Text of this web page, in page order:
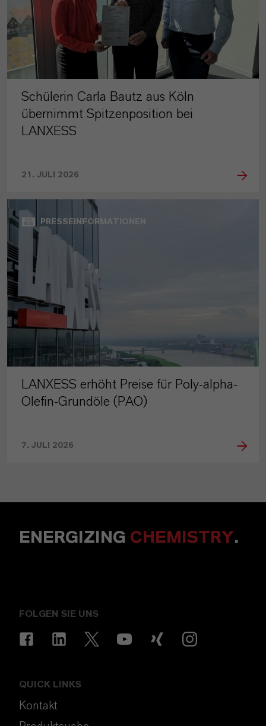
Schülerin Carla Bautz aus Köln
übernimmt Spitzenposition bei
LANXESS
21. JULI 2026
PRESSEINFORMATIONEN
LANXESS erhöht Preise für Poly-alpha-
Olefin-Grundöle (PAO)
7. JULI 2026
ENERGIZING CHEMISTRY.
FOLGEN SIE UNS
QUICK LINKS
Kontakt